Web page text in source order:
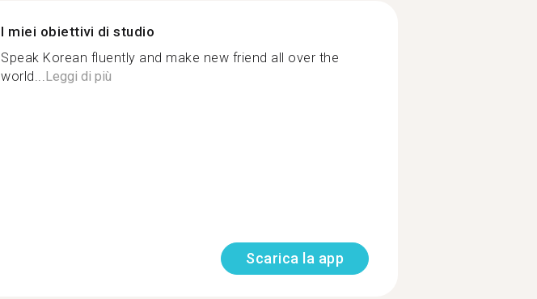
I miei obiettivi di studio
Speak Korean fluently and make new friend all over the
world...Leggi di più
Scarica la app